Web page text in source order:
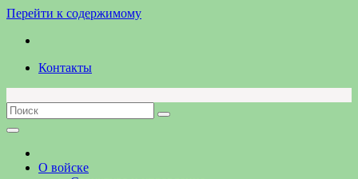
Перейти к содержимому
Контакты
О войске